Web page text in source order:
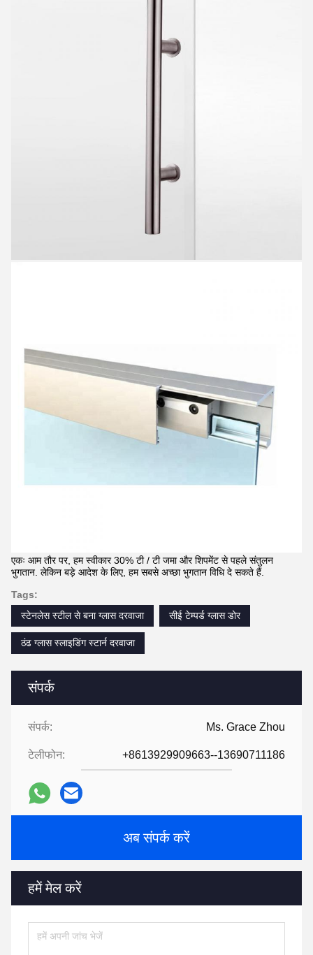
संपर्क
संपर्क: Ms. Grace Zhou
टेलीफोन: +8613929909663--13690711186
अब संपर्क करें
हमें मेल करें
एकः आम तौर पर, हम स्वीकार 30% टी / टी जमा और शिपमेंट से पहले संतुलन
भुगतान. लेकिन बड़े आदेश के लिए, हम सबसे अच्छा भुगतान विधि दे सकते हैं.
Tags:
स्टेनलेस स्टील से बना ग्लास दरवाजा
सीई टेम्पर्ड ग्लास डोर
ठंढ ग्लास स्लाइडिंग स्टार्न दरवाजा